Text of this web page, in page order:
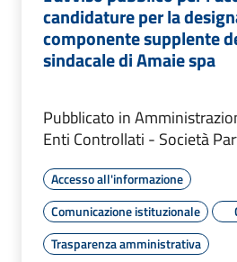
candidature per la
componente supplente
sindacale di Amaie spa
Pubblicato in
Enti Controllati - Società
Accesso all'informazione
Comunicazione istituzionale
Trasparenza amministrativa